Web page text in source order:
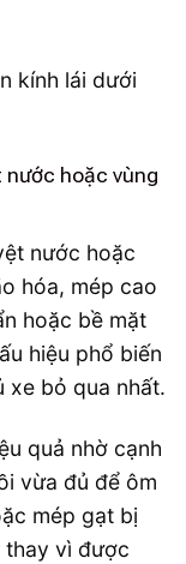
nước hoặc vùng
nước hoặc
hóa, mép cao
hoặc bề mặt
hiệu phổ biến
xe bỏ qua nhất.
quả nhờ cạnh
vừa đủ để ôm
mép gạt bị
thay vì được